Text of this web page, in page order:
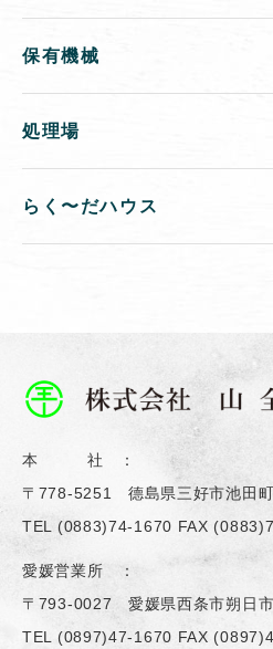
保有機械
処理場
らく〜だハウス
本 社 ：
〒778-5251 德島県三好市池田
TEL (0883)74-1670 FAX
愛媛営業所 ：
〒793-0027 愛媛県西条市朔日
TEL (0897)47-1670 FAX